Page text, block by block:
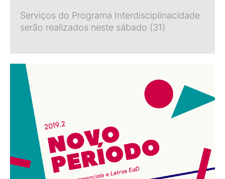
Serviços do Programa Interdisciplinacidade
serão realizados neste sábado (31)